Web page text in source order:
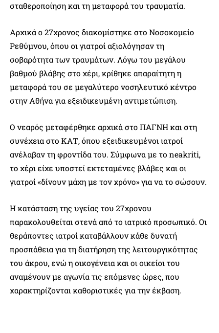
σταθεροποίηση και τη μεταφορά του τραυματία.
Αρχικά ο 27χρονος διακομίστηκε στο Νοσοκομείο
Ρεθύμνου, όπου οι γιατροί αξιολόγησαν τη
σοβαρότητα των τραυμάτων. Λόγω του μεγάλου
βαθμού βλάβης στο χέρι, κρίθηκε απαραίτητη η
μεταφορά του σε μεγαλύτερο νοσηλευτικό κέντρο
στην Αθήνα για εξειδικευμένη αντιμετώπιση.
Ο νεαρός μεταφέρθηκε αρχικά στο ΠΑΓΝΗ και στη
συνέχεια στο ΚΑΤ, όπου εξειδικευμένοι ιατροί
ανέλαβαν τη φροντίδα του. Σύμφωνα με το neakriti,
το χέρι είχε υποστεί εκτεταμένες βλάβες και οι
γιατροί «δίνουν μάχη με τον χρόνο» για να το σώσουν.
Η κατάσταση της υγείας του 27χρονου
παρακολουθείται στενά από το ιατρικό προσωπικό. Οι
θεράποντες ιατροί καταβάλλουν κάθε δυνατή
προσπάθεια για τη διατήρηση της λειτουργικότητας
του άκρου, ενώ η οικογένεια και οι οικείοι του
αναμένουν με αγωνία τις επόμενες ώρες, που
χαρακτηρίζονται καθοριστικές για την έκβαση.